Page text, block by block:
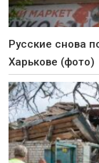
Русские снова
Харькове (фото)